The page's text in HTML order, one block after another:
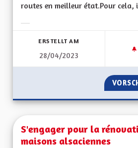
routes en meilleur état.Pour cela,
ERSTELLT AM
28/04/2023
S'engager pour la
maisons alsaciennes